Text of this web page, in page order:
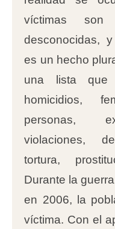
víctimas son
desconocidas,
es un hecho
una lista que
homicidios,
personas,
violaciones,
tortura,
Durante la
en 2006, la
víctima. Con el